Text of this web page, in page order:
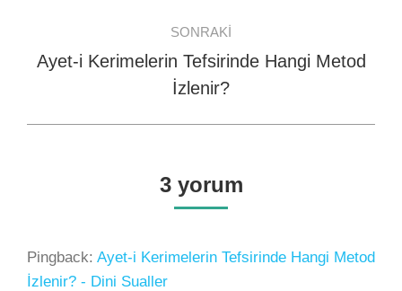
SONRAKI
Next
post:
Ayet-i Kerimelerin Tefsirinde Hangi Metod
İzlenir?
3 yorum
Pingback: Ayet-i Kerimelerin Tefsirinde Hangi Metod
İzlenir? - Dini Sualler